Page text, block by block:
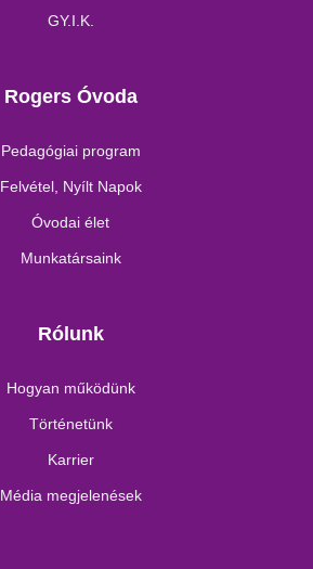
GY.I.K.
Rogers Óvoda
Pedagógiai program
Felvétel, Nyílt Napok
Óvodai élet
Munkatársaink
Rólunk
Hogyan működünk
Történetünk
Karrier
Média megjelenések